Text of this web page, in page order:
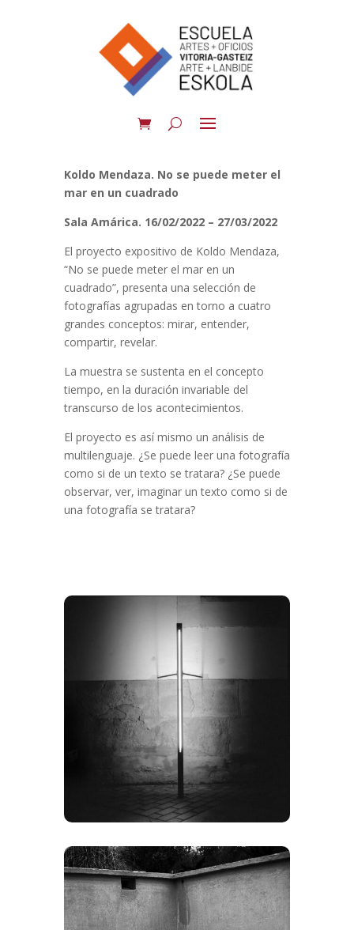
Koldo Mendaza. No se puede meter el
mar en un cuadrado
Sala Amárica. 16/02/2022 – 27/03/2022
El proyecto expositivo de Koldo Mendaza,
“No se puede meter el mar en un
cuadrado”, presenta una selección de
fotografías agrupadas en torno a cuatro
grandes conceptos: mirar, entender,
compartir, revelar.
La muestra se sustenta en el concepto
tiempo, en la duración invariable del
transcurso de los acontecimientos.
El proyecto es así mismo un análisis de
multilenguaje. ¿Se puede leer una fotografía
como si de un texto se tratara? ¿Se puede
observar, ver, imaginar un texto como si de
una fotografía se tratara?